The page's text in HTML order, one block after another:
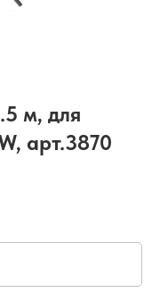
м, для
арт.3870